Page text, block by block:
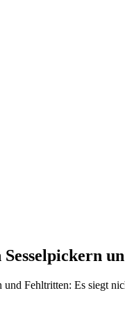
Sesselpickern